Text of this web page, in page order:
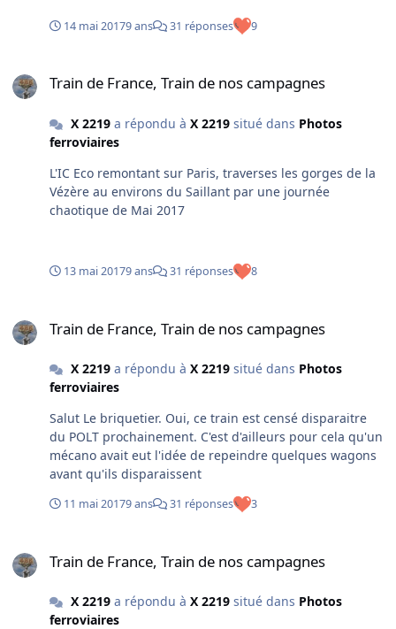
14 mai 20179 ans 31 réponses 9
Train de France, Train de nos campagnes
X 2219a répondu à X 2219situé dans Photos
ferroviaires
L'IC Eco remontant sur Paris, traverses les gorges de la
Vézère au environs du Saillant par une journée
chaotique de Mai 2017
13 mai 20179 ans 31 réponses 8
Train de France, Train de nos campagnes
X 2219a répondu à X 2219situé dans Photos
ferroviaires
Salut Le briquetier. Oui, ce train est censé disparaitre
du POLT prochainement. C'est d'ailleurs pour cela qu'un
mécano avait eut l'idée de repeindre quelques wagons
avant qu'ils disparaissent
11 mai 20179 ans 31 réponses 3
Train de France, Train de nos campagnes
X 2219a répondu à X 2219situé dans Photos
ferroviaires